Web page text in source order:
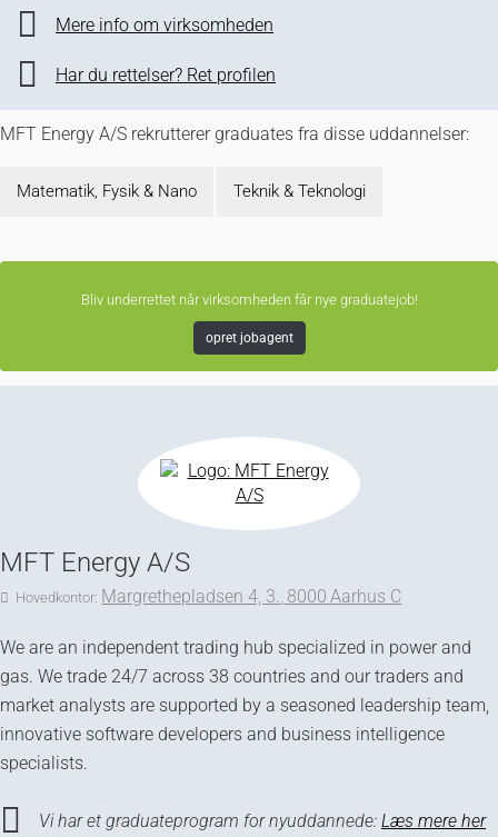
Mere info om virksomheden
Har du rettelser? Ret profilen
MFT Energy A/S rekrutterer graduates fra disse uddannelser:
Matematik, Fysik & Nano Teknik & Teknologi
Bliv underrettet når virksomheden får nye graduatejob!
opret jobagent
MFT Energy A/S
Hovedkontor: Margrethepladsen 4, 3., 8000 Aarhus C
We are an independent trading hub specialized in power and
gas. We trade 24/7 across 38 countries and our traders and
market analysts are supported by a seasoned leadership team,
innovative software developers and business intelligence
specialists.
Vi har et graduateprogram for nyuddannede: Læs mere her